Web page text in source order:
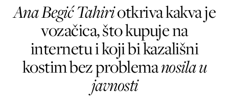
Ana Begić Tahiriotkriva kakva je
vozačica, što kupuje na
internetu i koji bi kazališni
kostim bez problemanosila u
javnosti